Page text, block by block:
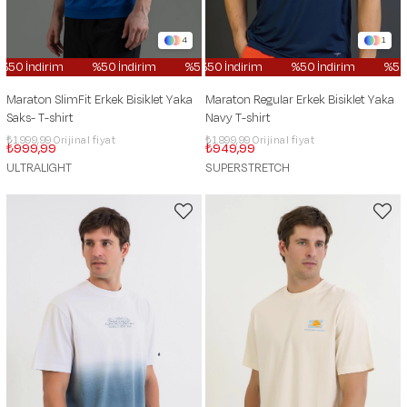
4
İndirim %50 İndirim %50 İndirim %50 İndirim
%50
Maraton SlimFit Erkek Bisiklet Yaka
Saks- T-shirt
₺999,99
₺1.999,99
ULTRALIGHT
1
%50 İndirim %50 İndirim
%50
Maraton Regular Erkek Bisiklet Yaka
Navy T-shirt
₺949,99
₺1.899,99
SUPERSTRETCH